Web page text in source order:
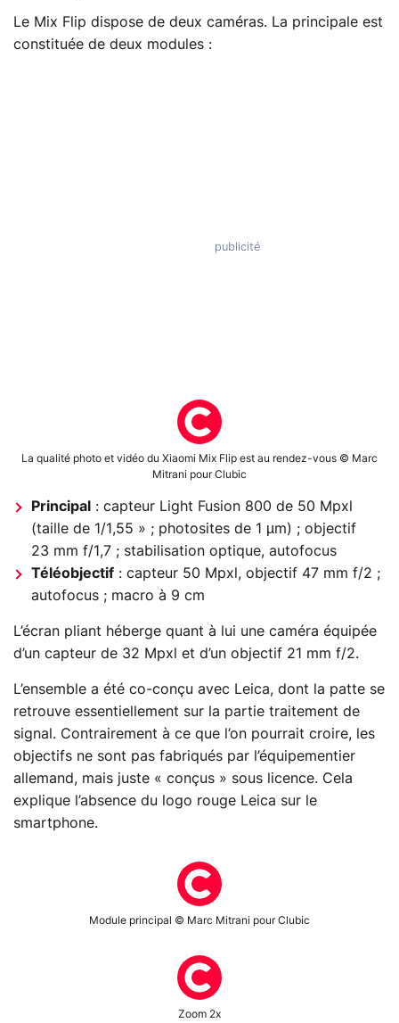
Le Mix Flip dispose de deux caméras. La principale est
constituée de deux modules :
La qualité photo et vidéo du Xiaomi Mix Flip est au rendez-vous © Marc
Mitrani pour Clubic
Principal
: capteur Light Fusion 800 de 50 Mpxl
(taille de 1/1,55 » ; photosites de 1 µm) ; objectif
23 mm f/1,7 ; stabilisation optique, autofocus
Téléobjectif : capteur 50 Mpxl, objectif 47 mm f/2 ;
autofocus ; macro à 9 cm
L’écran pliant héberge quant à lui une caméra équipée
d’un capteur de 32 Mpxl et d’un objectif 21 mm f/2.
L’ensemble a été co-conçu avec Leica, dont la patte se
retrouve essentiellement sur la partie traitement de
signal. Contrairement à ce que l’on pourrait croire, les
objectifs ne sont pas fabriqués par l’équipementier
allemand, mais juste « conçus » sous licence. Cela
explique l’absence du logo rouge Leica sur le
smartphone.
Module principal © Marc Mitrani pour Clubic
Zoom 2x